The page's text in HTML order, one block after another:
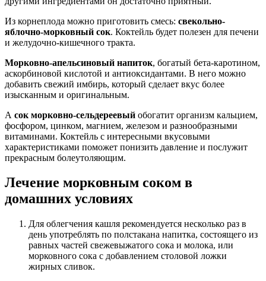
Из корнеплода можно приготовить смесь: свекольно-
яблочно-морковный сок. Коктейль будет полезен для печени
и желудочно-кишечного тракта.
Морковно-апельсиновый напиток, богатый бета-каротином,
аскорбиновой кислотой и антиоксидантами. В него можно
добавить свежий имбирь, который сделает вкус более
изысканным и оригинальным.
А сок морковно-сельдереевый обогатит организм кальцием,
фосфором, цинком, магнием, железом и разнообразными
витаминами. Коктейль с интересными вкусовыми
характеристиками поможет понизить давление и послужит
прекрасным болеутоляющим.
Лечение морковным соком в
домашних условиях
Для облегчения кашля рекомендуется несколько раз в
день употреблять по полстакана напитка, состоящего из
равных частей свежевыжатого сока и молока, или
морковного сока с добавлением столовой ложки
жирных сливок.